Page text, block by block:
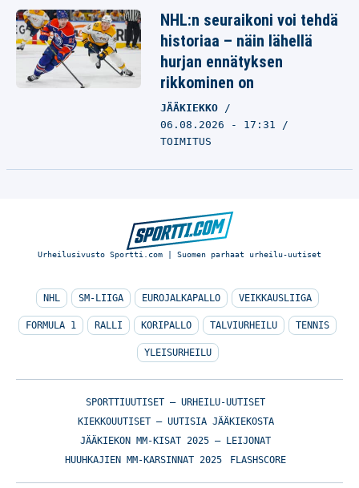
NHL:n seuraikoni voi tehdä
historiaa – näin lähellä
hurjan ennätyksen
rikkominen on
JÄÄKIEKKO
06.08.2026 - 17:31
TOIMITUS
Urheilusivusto Sportti.com | Suomen parhaat urheilu-uutiset
NHL SM-LIIGA EUROJALKAPALLO VEIKKAUSLIIGA
FORMULA 1 RALLI KORIPALLO TALVIURHEILU TENNIS
YLEISURHEILU
SPORTTIUUTISET – URHEILU-UUTISET
KIEKKOUUTISET – UUTISIA JÄÄKIEKOSTA
JÄÄKIEKON MM-KISAT 2025 – LEIJONAT
HUUHKAJIEN MM-KARSINNAT 2025
FLASHSCORE